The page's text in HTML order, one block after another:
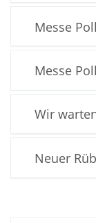
Messe
Messe
Wir
Neuer